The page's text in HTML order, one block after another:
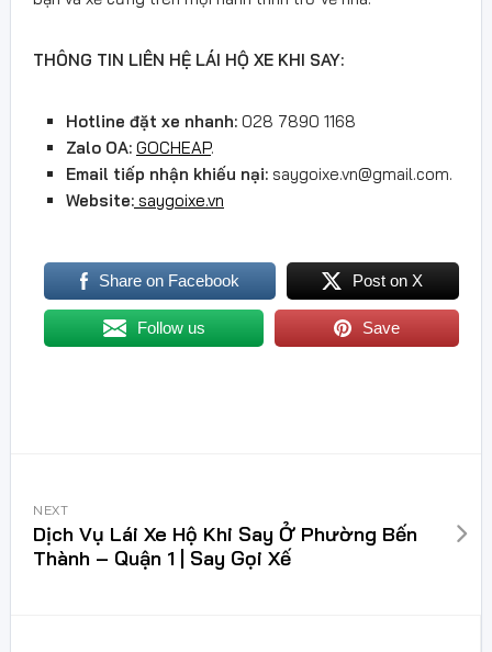
THÔNG TIN LIÊN HỆ LÁI HỘ XE KHI SAY:
Hotline đặt xe nhanh: 028 7890 1168
Zalo OA: GOCHEAP.
Email tiếp nhận khiếu nại: saygoixe.vn@gmail.com.
Website: saygoixe.vn
Share on Facebook Post on X
Follow us Save
NEXT
Dịch Vụ Lái Xe Hộ Khi Say Ở Phường Bến
Thành – Quận 1 | Say Gọi Xế